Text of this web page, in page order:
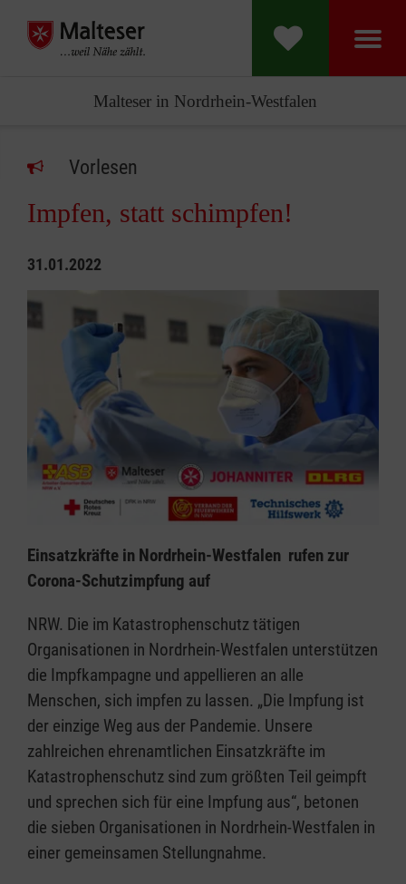
Malteser in Nordrhein-Westfalen
Vorlesen
Impfen, statt schimpfen!
31.01.2022
Einsatzkräfte in Nordrhein-Westfalen rufen zur
Corona-Schutzimpfung auf
NRW. Die im Katastrophenschutz tätigen
Organisationen in Nordrhein-Westfalen unterstützen
die Impfkampagne und appellieren an alle
Menschen, sich impfen zu lassen. „Die Impfung ist
der einzige Weg aus der Pandemie. Unsere
zahlreichen ehrenamtlichen Einsatzkräfte im
Katastrophenschutz sind zum größten Teil geimpft
und sprechen sich für eine Impfung aus“, betonen
die sieben Organisationen in Nordrhein-Westfalen in
einer gemeinsamen Stellungnahme.